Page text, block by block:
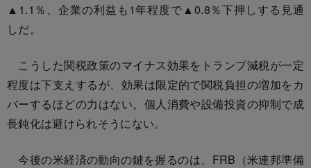
▲1.1％、企業の利益も1年程度で▲0.8％下押しする見通
しだ。
こうした関税政策のマイナス効果をトランプ減税が一定
程度は下支えするが、効果は限定的で関税負担の増加をカ
バーするほどの力はない。個人消費や設備投資の抑制で成
長鈍化は避けられそうにない。
今後の米経済の動向の鍵を握るのは、FRB（米連邦準備